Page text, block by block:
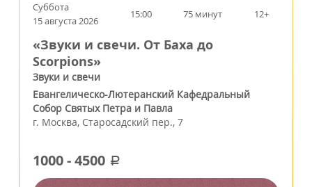
Суббота
15 августа 2026
15:00 75 минут 12+
«Звуки и свечи. От Баха до
Scorpions»
Звуки и свечи
Евангелическо-Лютеранский Кафедральный
Собор Святых Петра и Павла
г. Москва, Старосадский пер., 7
1000-4500 a